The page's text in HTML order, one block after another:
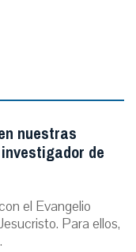
nuestras
de
el Evangelio
Para ellos,